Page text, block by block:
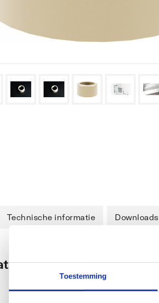
Toestemming
Technische informatie Downloads